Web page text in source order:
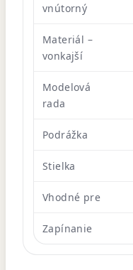
vnútorný
Materiál –
vonkajší
Modelová
rada
Podrážka
Stielka
Vhodné pre
Zapínanie